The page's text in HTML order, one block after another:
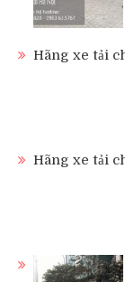
Hãng xe tải
Hãng xe tải